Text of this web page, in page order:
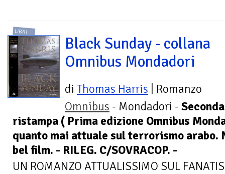
LIBRI
Black Sunday - collana
Omnibus Mondadori
di Thomas Harris | Romanzo
Omnibus - Mondadori - Seconda
ristampa ( Prima edizione Omnibus
quanto mai attuale sul terrorismo arabo.
bel film. - RILEG. C/SOVRACOP. -
UN ROMANZO ATTUALISSIMO SUL